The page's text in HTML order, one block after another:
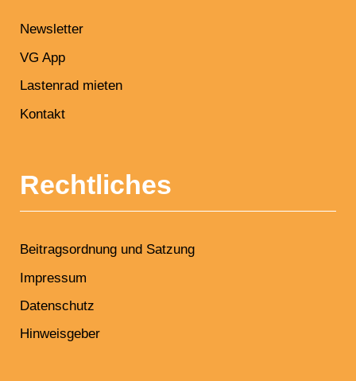
Newsletter
VG App
Lastenrad mieten
Kontakt
Rechtliches
Beitragsordnung und Satzung
Impressum
Datenschutz
Hinweisgeber